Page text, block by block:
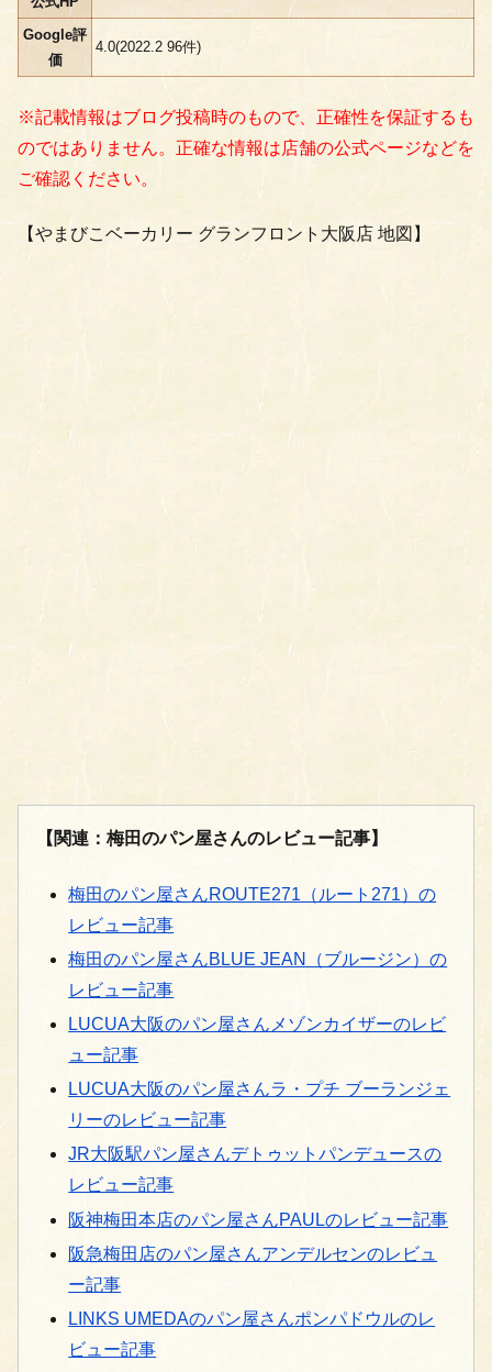
Google評
価
4.0(2022.2 96件)
※記載情報はブログ投稿時のもので、正確性を保証するも
のではありません。正確な情報は店舗の公式ページなどを
ご確認ください。
【やまびこベーカリー グランフロント大阪店 地図】
【関連：梅田のパン屋さんのレビュー記事】
梅田のパン屋さんROUTE271（ルート271）の
レビュー記事
梅田のパン屋さんBLUE JEAN（ブルージン）の
レビュー記事
LUCUA大阪のパン屋さんメゾンカイザーのレビ
ュー記事
LUCUA大阪のパン屋さんラ・プチ ブーランジェ
リーのレビュー記事
JR大阪駅パン屋さんデトゥットパンデュースの
レビュー記事
阪神梅田本店のパン屋さんPAULのレビュー記事
阪急梅田店のパン屋さんアンデルセンのレビュ
ー記事
LINKS UMEDAのパン屋さんポンパドウルのレ
ビュー記事